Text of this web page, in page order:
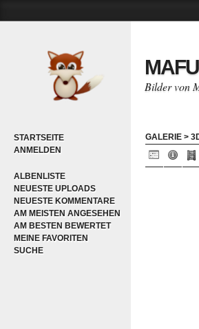
STARTSEITE
ANMELDEN
ALBENLISTE
NEUESTE UPLOADS
NEUESTE KOMMENTARE
AM MEISTEN ANGESEHEN
AM BESTEN BEWERTET
MEINE FAVORITEN
SUCHE
Bilder von
GALERIE >